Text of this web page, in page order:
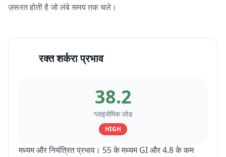
ज़रूरत होती है जो लंबे समय तक चले।
रक्त शर्करा प्रभाव
38.2
ग्लाइसेमिक लोड
HIGH
मध्यम और नियंत्रित प्रभाव। 55 के मध्यम GI और 4.8 के कम